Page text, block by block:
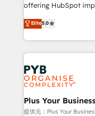
- Dashboards,
nurturing sequences.
Marketing, Sales,
Ongoing
scalable retainers. Let’s make HubSpot your most
powerful growth
drive results.
offering HubSpot
automation, CRM and
paid media, content
search optimisation),
WordPress development. We work with
and growth-led
professional services,
industrial sectors.
Town, Dubai & London. 500+ HubSpot
implementations
Elite5.0
Plus Your
提供元：Plus Your